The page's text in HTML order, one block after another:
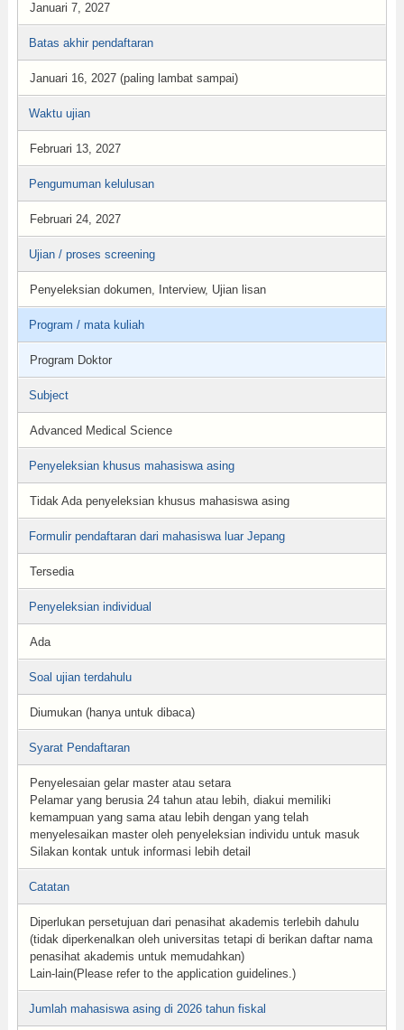
Januari 7, 2027
Batas akhir pendaftaran
Januari 16, 2027 (paling lambat sampai)
Waktu ujian
Februari 13, 2027
Pengumuman kelulusan
Februari 24, 2027
Ujian / proses screening
Penyeleksian dokumen, Interview, Ujian lisan
Program / mata kuliah
Program Doktor
Subject
Advanced Medical Science
Penyeleksian khusus mahasiswa asing
Tidak Ada penyeleksian khusus mahasiswa asing
Formulir pendaftaran dari mahasiswa luar Jepang
Tersedia
Penyeleksian individual
Ada
Soal ujian terdahulu
Diumukan (hanya untuk dibaca)
Syarat Pendaftaran
Penyelesaian gelar master atau setara
Pelamar yang berusia 24 tahun atau lebih, diakui memiliki
kemampuan yang sama atau lebih dengan yang telah
menyelesaikan master oleh penyeleksian individu untuk masuk
Silakan kontak untuk informasi lebih detail
Catatan
Diperlukan persetujuan dari penasihat akademis terlebih dahulu
(tidak diperkenalkan oleh universitas tetapi di berikan daftar nama
penasihat akademis untuk memudahkan)
Lain-lain(Please refer to the application guidelines.)
Jumlah mahasiswa asing di 2026 tahun fiskal